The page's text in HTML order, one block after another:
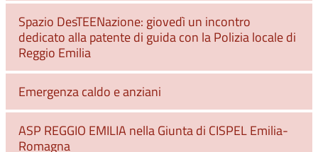
Spazio DesTEENazione: giovedì un incontro
dedicato alla patente di guida con la Polizia locale di
Reggio Emilia
Emergenza caldo e anziani
ASP REGGIO EMILIA nella Giunta di CISPEL Emilia-
Romagna